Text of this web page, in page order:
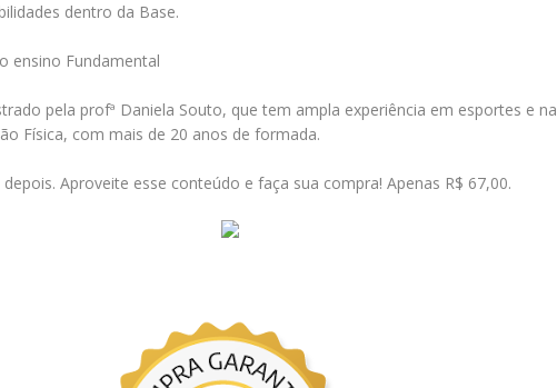
dentro da Base.
ensino Fundamental
pela profª Daniela Souto, que tem ampla experiência em esportes e na
Física, com mais de 20 anos de formada.
Aproveite esse conteúdo e faça sua compra! Apenas R$ 67,00.